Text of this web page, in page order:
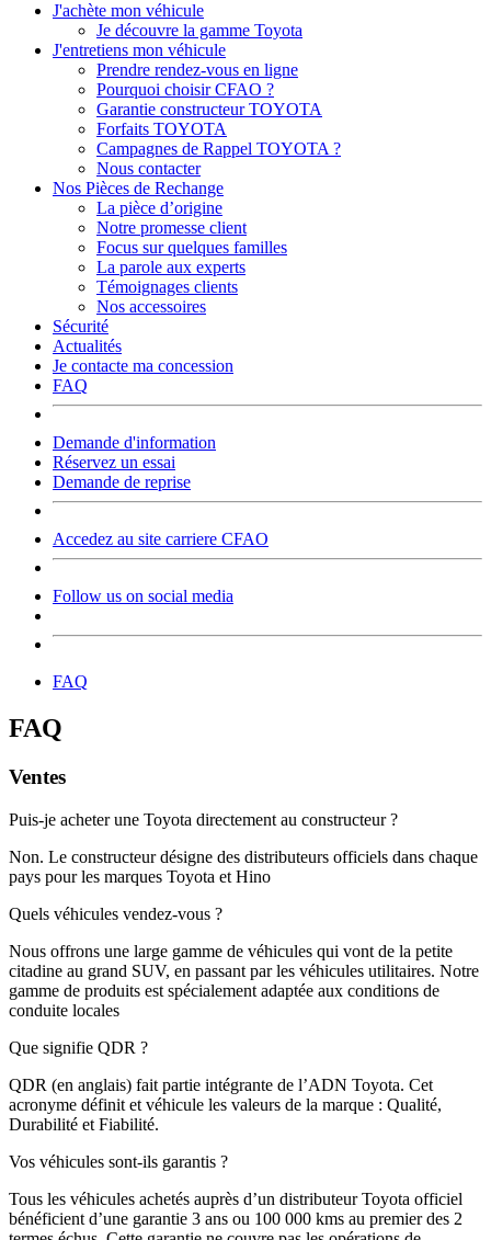
J'achète mon véhicule
Je découvre la gamme Toyota
J'entretiens mon véhicule
Prendre rendez-vous en ligne
Pourquoi choisir CFAO ?
Garantie constructeur TOYOTA
Forfaits TOYOTA
Campagnes de Rappel TOYOTA ?
Nous contacter
Nos Pièces de Rechange
La pièce d’origine
Notre promesse client
Focus sur quelques familles
La parole aux experts
Témoignages clients
Nos accessoires
Sécurité
Actualités
Je contacte ma concession
FAQ
Demande d'information
Réservez un essai
Demande de reprise
Accedez au site carriere CFAO
Follow us on social media
FAQ
FAQ
Ventes
Puis-je acheter une Toyota directement au constructeur ?
Non. Le constructeur désigne des distributeurs officiels dans chaque
pays pour les marques Toyota et Hino
Quels véhicules vendez-vous ?
Nous offrons une large gamme de véhicules qui vont de la petite
citadine au grand SUV, en passant par les véhicules utilitaires. Notre
gamme de produits est spécialement adaptée aux conditions de
conduite locales
Que signifie QDR ?
QDR (en anglais) fait partie intégrante de l’ADN Toyota. Cet
acronyme définit et véhicule les valeurs de la marque : Qualité,
Durabilité et Fiabilité.
Vos véhicules sont-ils garantis ?
Tous les véhicules achetés auprès d’un distributeur Toyota officiel
bénéficient d’une garantie 3 ans ou 100 000 kms au premier des 2